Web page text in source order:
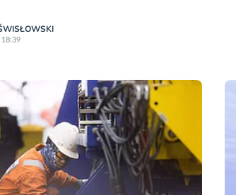
18:39